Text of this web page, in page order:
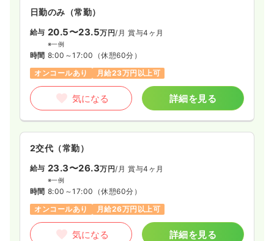
日勤のみ（常勤）
給与 20.5〜23.5万円/月 賞与4ヶ月
※一例
時間 8:00～17:00 （休憩60分）
オンコールあり
月給23万円以上可
気になる 詳細を見る
2交代（常勤）
給与 23.3〜26.3万円/月 賞与4ヶ月
※一例
時間 8:00～17:00 （休憩60分）
オンコールあり
月給26万円以上可
気になる 詳細を見る